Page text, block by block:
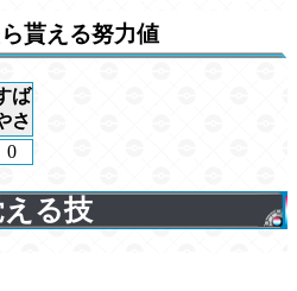
貰える努力値
ば
さ
0
る技